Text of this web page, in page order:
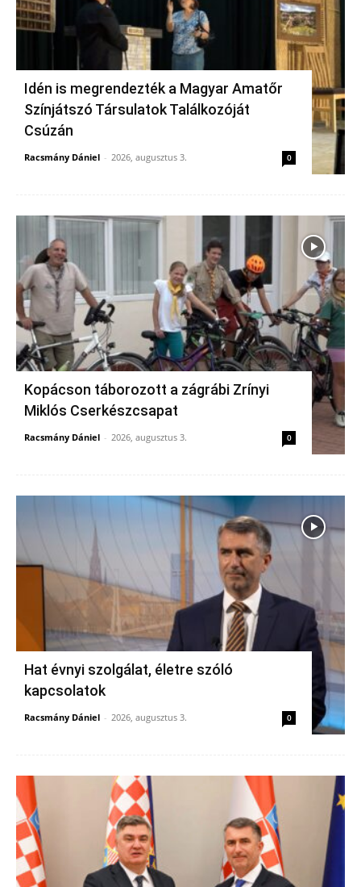
Idén is megrendezték a Magyar Amatőr
Színjátszó Társulatok Találkozóját
Csúzán
Racsmány Dániel - 2026, augusztus 3. 0
Kopácson táborozott a zágrábi Zrínyi
Miklós Cserkészcsapat
Racsmány Dániel - 2026, augusztus 3. 0
Hat évnyi szolgálat, életre szóló
kapcsolatok
Racsmány Dániel - 2026, augusztus 3. 0